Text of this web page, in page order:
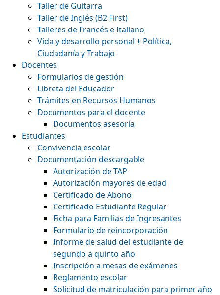
Taller de Guitarra
Taller de Inglés (B2 First)
Talleres de Francés e Italiano
Vida y desarrollo personal + Política,
Ciudadanía y Trabajo
Docentes
Formularios de gestión
Libreta del Educador
Trámites en Recursos Humanos
Documentos para el docente
Documentos asesoría
Estudiantes
Convivencia escolar
Documentación descargable
Autorización de TAP
Autorización mayores de edad
Certificado de Abono
Certificado Estudiante Regular
Ficha para Familias de Ingresantes
Formulario de reincorporación
Informe de salud del estudiante de
segundo a quinto año
Inscripción a mesas de exámenes
Reglamento escolar
Solicitud de matriculación para primer año